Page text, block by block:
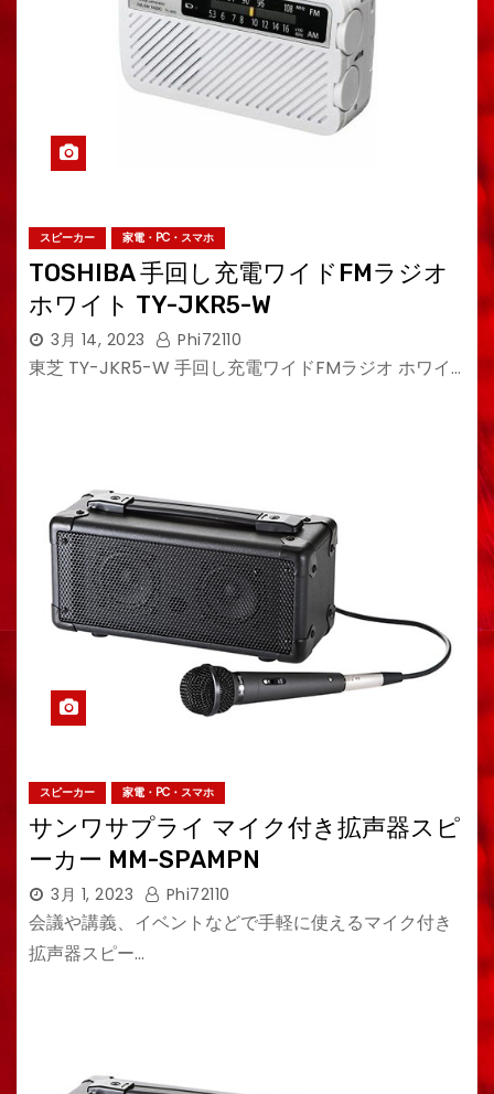
スピーカー 家電・PC・スマホ
TOSHIBA 手回し充電ワイドFMラジオ
ホワイト TY-JKR5-W
3月 14, 2023 Phi72110
東芝 TY-JKR5-W 手回し充電ワイドFMラジオ ホワイ…
スピーカー 家電・PC・スマホ
サンワサプライ マイク付き拡声器スピ
ーカー MM-SPAMPN
3月 1, 2023 Phi72110
会議や講義、イベントなどで手軽に使えるマイク付き
拡声器スピー…